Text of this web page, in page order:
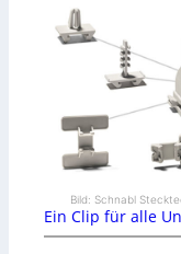
Bild: Schnabl
Ein Clip für alle